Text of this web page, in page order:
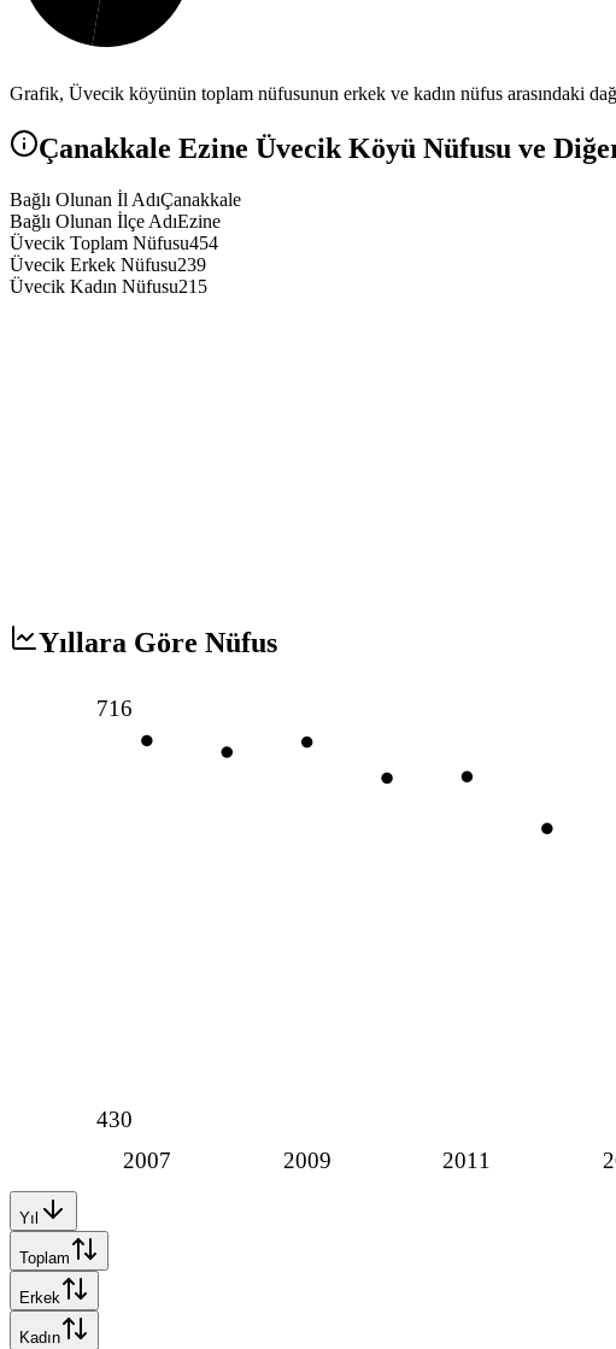
Grafik, Üvecik köyünün toplam nüfusunun erkek ve kadın nüfus arasındaki
Çanakkale Ezine Üvecik Köyü Nüfusu ve
Bağlı Olunan İl AdıÇanakkale
Bağlı Olunan İlçe AdıEzine
Üvecik Toplam Nüfusu454
Üvecik Erkek Nüfusu239
Üvecik Kadın Nüfusu215
Yıllara Göre Nüfus
2007 2009 2011
716
430
Yıl
Toplam
Erkek
Kadın